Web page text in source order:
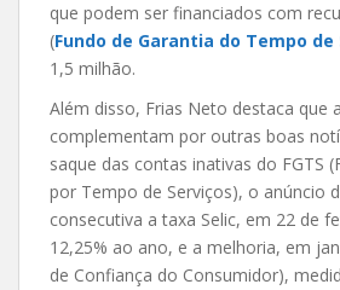
que podem ser financiados com
(Fundo de Garantia do Tempo de
1,5 milhão.
Além disso, Frias Neto destaca que
complementam por outras boas
saque das contas inativas do FGTS
por Tempo de Serviços), o anúncio
consecutiva a taxa Selic, em 22 de
12,25% ao ano, e a melhoria, em
de Confiança do Consumidor),